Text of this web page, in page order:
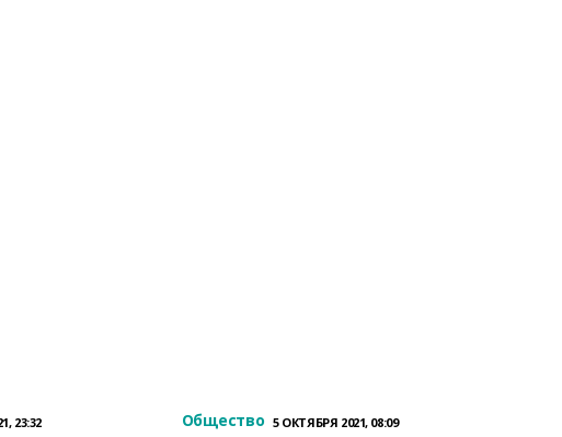
23:32 Общество 5 ОКТЯБРЯ 2021, 08:09